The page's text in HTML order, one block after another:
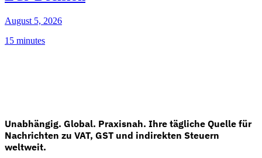
August 5, 2026
15 minutes
Unabhängig. Global. Praxisnah. Ihre tägliche Quelle für
Nachrichten zu VAT, GST und indirekten Steuern
weltweit.